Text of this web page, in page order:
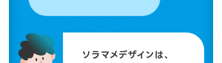
ソラマメデザインは、